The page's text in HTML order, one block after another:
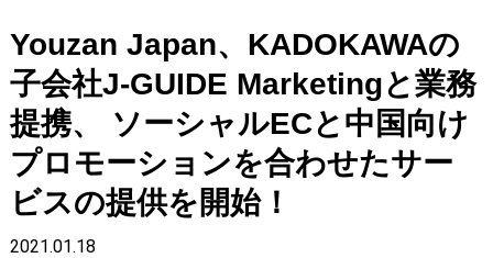
Youzan Japan、KADOKAWAの
子会社J-GUIDE Marketingと業務
提携、 ソーシャルECと中国向け
プロモーションを合わせたサー
ビスの提供を開始！
2021.01.18